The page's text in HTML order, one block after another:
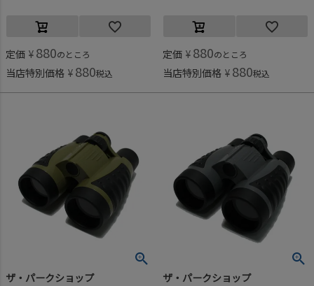
定価 ¥ 880のところ
当店特別価格 ¥ 880税込
定価 ¥ 880のところ
当店特別価格 ¥ 880税込
ザ・パークショップ ザ・パークショップ